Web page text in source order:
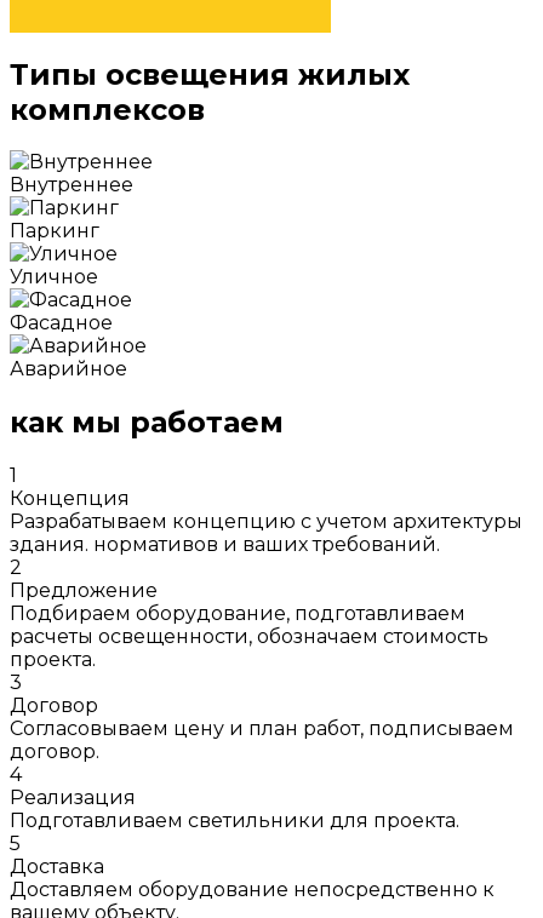
Типы освещения жилых
комплексов
Внутреннее
Паркинг
Уличное
Фасадное
Аварийное
как мы работаем
1
Концепция
Разрабатываем концепцию с учетом архитектуры
здания. нормативов и ваших требований.
2
Предложение
Подбираем оборудование, подготавливаем
расчеты освещенности, обозначаем стоимость
проекта.
3
Договор
Согласовываем цену и план работ, подписываем
договор.
4
Реализация
Подготавливаем светильники для проекта.
5
Доставка
Доставляем оборудование непосредственно к
вашему объекту.